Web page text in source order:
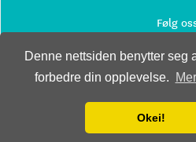
Denne nettsiden benytter seg
forbedre din opplevelse.
Okei!
Følg
Youth For Understanding er en